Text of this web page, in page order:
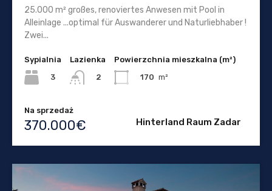
25.000 m² großes, renoviertes Anwesen mit Pool in
Alleinlage ...optimal für Auswanderer und Naturliebhaber !
Zwei...
Sypialnia
3
Lazienka
2
Powierzchnia mieszkalna (m²)
170 m²
Na sprzedaż
370.000€ Hinterland Raum Zadar